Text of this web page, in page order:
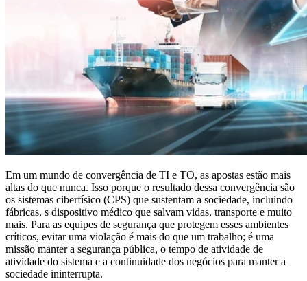
Em um mundo de convergência de TI e TO, as apostas estão mais
altas do que nunca. Isso porque o resultado dessa convergência são
os sistemas ciberfísico (CPS) que sustentam a sociedade, incluindo
fábricas, s dispositivo médico que salvam vidas, transporte e muito
mais. Para as equipes de segurança que protegem esses ambientes
críticos, evitar uma violação é mais do que um trabalho; é uma
missão manter a segurança pública, o tempo de atividade de
atividade do sistema e a continuidade dos negócios para manter a
sociedade ininterrupta.